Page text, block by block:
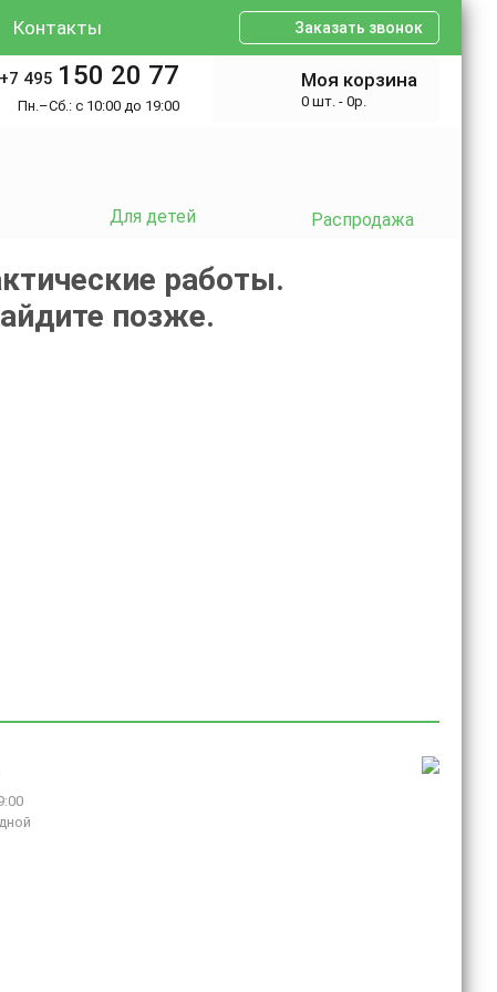
Контакты Заказать звонок
+7 495 150 20 77
Пн.–Сб.: с 10:00 до 19:00
Моя корзина
0 шт. - 0р.
Для детей Распродажа
работы.
позже.